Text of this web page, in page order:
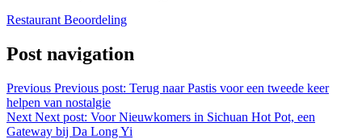
Restaurant Beoordeling
Post navigation
Previous Previous post: Terug naar Pastis voor een tweede keer
helpen van nostalgie
Next Next post: Voor Nieuwkomers in Sichuan Hot Pot, een
Gateway bij Da Long Yi